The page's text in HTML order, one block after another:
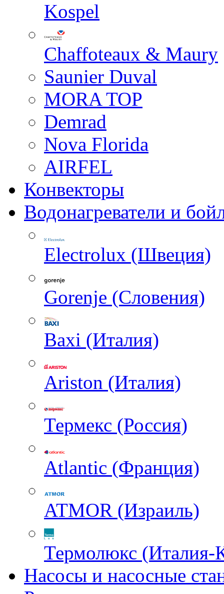
Kospel
Chaffoteaux & Maury
Saunier Duval
MORA TOP
Demrad
Nova Florida
AIRFEL
Конвекторы
Водонагреватели и
Electrolux (Швеция)
Gorenje (Словения)
Baxi (Италия)
Ariston (Италия)
Термекс (Россия)
Atlantic (Франция)
ATMOR (Израиль)
Термолюкс (Италия-
Насосы и насосные